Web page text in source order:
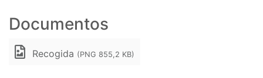
Documentos
Recogida (PNG 855,2 KB)